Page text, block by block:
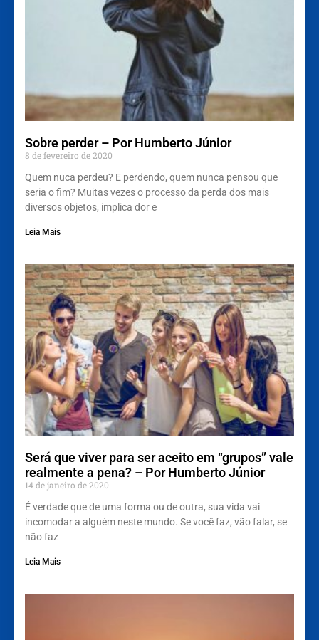
Sobre perder – Por Humberto Júnior
8 de fevereiro de 2020
Quem nuca perdeu? E perdendo, quem nunca pensou que
seria o fim? Muitas vezes o processo da perda dos mais
diversos objetos, implica dor e
Leia Mais
Será que viver para ser aceito em “grupos” vale
realmente a pena? – Por Humberto Júnior
14 de janeiro de 2020
É verdade que de uma forma ou de outra, sua vida vai
incomodar a alguém neste mundo. Se você faz, vão falar, se
não faz
Leia Mais